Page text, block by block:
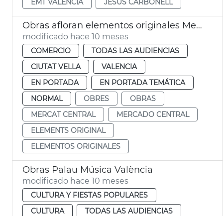
Obras afloran elementos originales Mercado Central de València
modificado hace 10 meses
COMERCIO
TODAS LAS AUDIENCIAS
CIUTAT VELLA
VALENCIA
EN PORTADA
EN PORTADA TEMÁTICA
NORMAL
OBRES
OBRAS
MERCAT CENTRAL
MERCADO CENTRAL
ELEMENTS ORIGINAL
ELEMENTOS ORIGINALES
Obras Palau Música València
modificado hace 10 meses
CULTURA Y FIESTAS POPULARES
CULTURA
TODAS LAS AUDIENCIAS